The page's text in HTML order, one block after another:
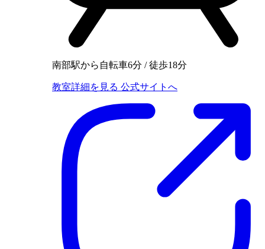
南部駅から自転車6分 / 徒歩18分
教室詳細を見る 公式サイトへ